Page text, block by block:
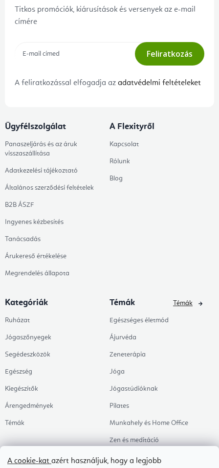
A cookie-kat azért használjuk, hogy a legjobb
Titkos promóciók, kiárusítások és versenyek az e-mail
címére
Feliratkozás
A feliratkozással elfogadja az adatvédelmi feltételeket
Ügyfélszolgálat
Panaszeljárás és az áruk
visszaszállítása
Adatkezelési tájékoztató
Általános szerződési feltételek
B2B ÁSZF
Ingyenes kézbesítés
Tanácsadás
Árukereső értékelése
Megrendelés állapota
A Flexityről
Kapcsolat
Rólunk
Blog
Kategóriák
Ruházat
Jógaszőnyegek
Segédeszközök
Egészség
Kiegészítők
Árengedmények
Témák
Témák
Egészséges életmód
Ájurvéda
Zeneterápia
Jóga
Jógastúdióknak
Pilates
Munkahely és Home Office
Zen és meditáció
Aromaterápia
Témák